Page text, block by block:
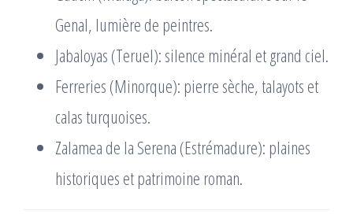
Genal, lumière de peintres.
Jabaloyas (Teruel): silence minéral et grand ciel.
Ferreries (Minorque): pierre sèche, talayots et
calas turquoises.
Zalamea de la Serena (Estrémadure): plaines
historiques et patrimoine roman.